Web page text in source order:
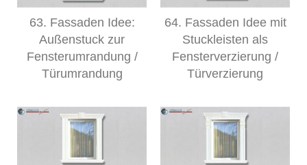
63. Fassaden Idee:
Außenstuck zur
Fensterumrandung /
Türumrandung
64. Fassaden Idee mit
Stuckleisten als
Fensterverzierung /
Türverzierung